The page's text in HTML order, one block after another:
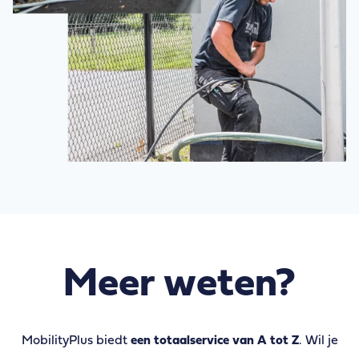
Meer weten?
MobilityPlus biedt een totaalservice van A tot Z. Wil je